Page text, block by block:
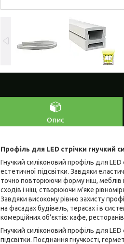
Опис
Профіль для LED стрічки гнучкий
Гнучкий силіконовий профіль для
естетичної підсвітки. Завдяки
точно повторюючи форму ніш, меблів
сходів і ніш, створюючи м’яке
Завдяки високому рівню захисту
на фасадах будівель, терасах і в
комерційних об’єктів: кафе,
Гнучкий силіконовий профіль для LED
підсвітки. Поєднання гнучкості,